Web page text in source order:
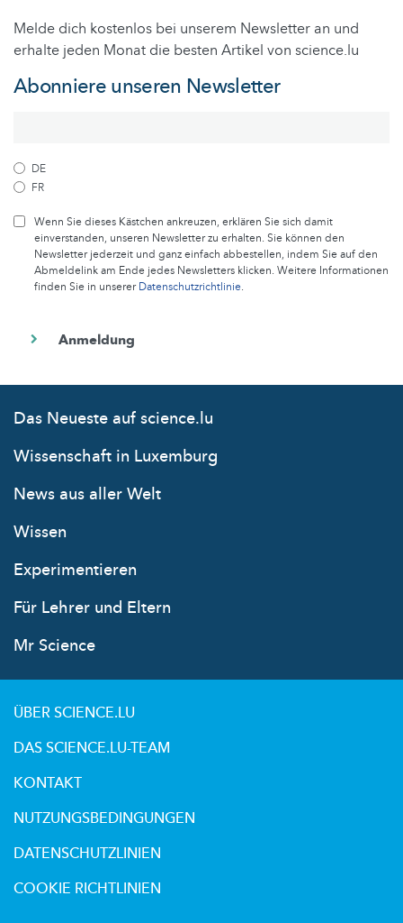
Melde dich kostenlos bei unserem Newsletter an und
erhalte jeden Monat die besten Artikel von science.lu
Abonniere unseren Newsletter
DE
FR
Wenn Sie dieses Kästchen ankreuzen, erklären Sie sich damit
einverstanden, unseren Newsletter zu erhalten. Sie können den
Newsletter jederzeit und ganz einfach abbestellen, indem Sie auf den
Abmeldelink am Ende jedes Newsletters klicken. Weitere Informationen
finden Sie in unsererDatenschutzrichtlinie.
Das Neueste auf science.lu
Wissenschaft in Luxemburg
News aus aller Welt
Wissen
Experimentieren
Für Lehrer und Eltern
Mr Science
ÜBER SCIENCE.LU
DAS SCIENCE.LU-TEAM
KONTAKT
NUTZUNGSBEDINGUNGEN
DATENSCHUTZLINIEN
COOKIE RICHTLINIEN